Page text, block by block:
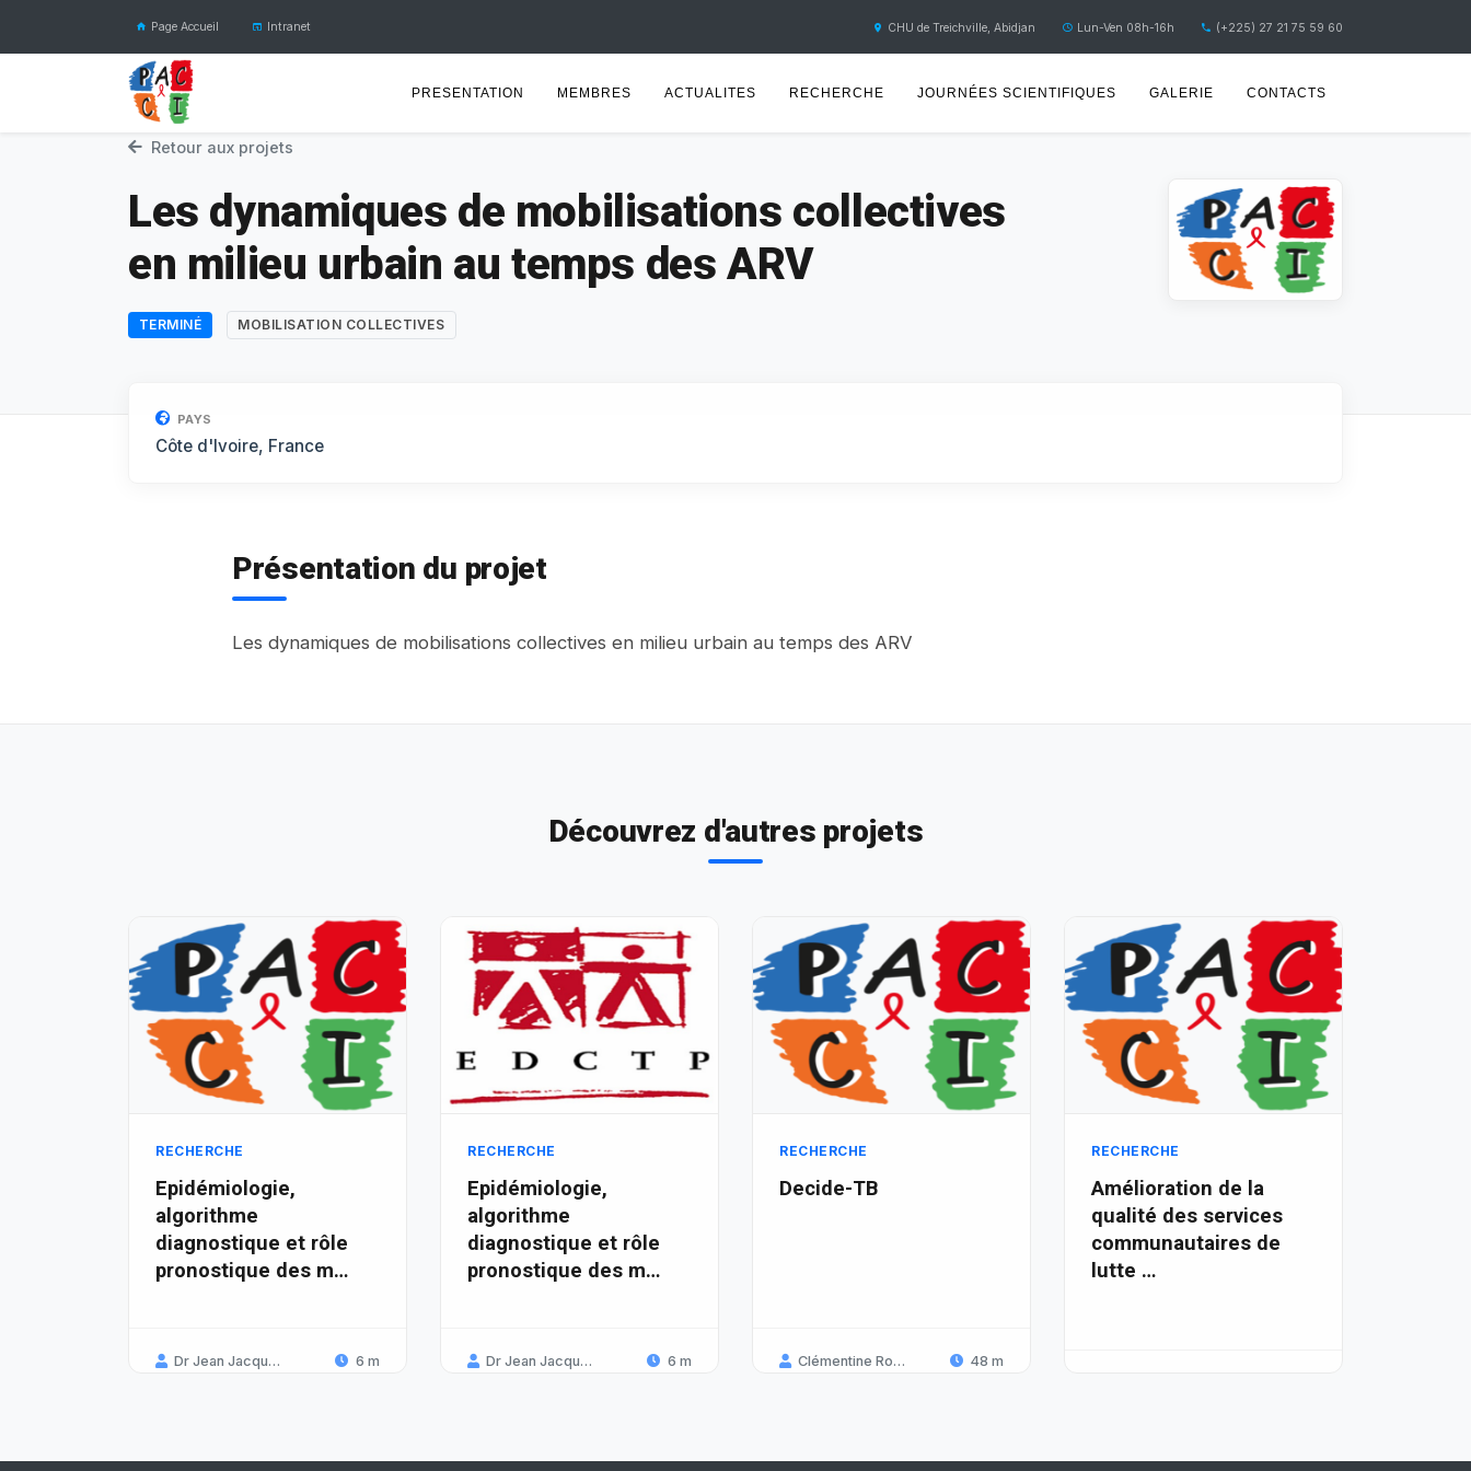
Page Accueil Intranet CHU de Treichville, Abidjan Lun-Ven 08h-16h (+225) 27 21 75 59 60
PRESENTATION MEMBRES ACTUALITES RECHERCHE JOURNÉES SCIENTIFIQUES GALERIE CONTACTS
Retour aux projets
Les dynamiques de mobilisations collectives
en milieu urbain au temps des ARV
TERMINÉ MOBILISATION COLLECTIVES
PAYS
Côte d'Ivoire, France
Présentation du projet
Les dynamiques de mobilisations collectives en milieu urbain au temps des ARV
Découvrez d'autres projets
RECHERCHE
Epidémiologie,
algorithme
diagnostique et rôle
pronostique des m…
Dr Jean Jacques Koffi 6 m
RECHERCHE
Epidémiologie,
algorithme
diagnostique et rôle
pronostique des m…
Dr Jean Jacques Koffi 6 m
RECHERCHE
Decide-TB
Clémentine Roucher 48 m
RECHERCHE
Amélioration de la
qualité des services
communautaires de
lutte …